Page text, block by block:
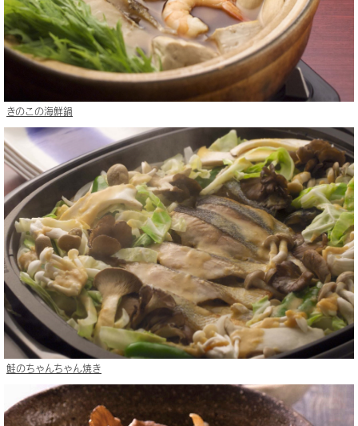
きのこの海鮮鍋
鮭のちゃんちゃん焼き